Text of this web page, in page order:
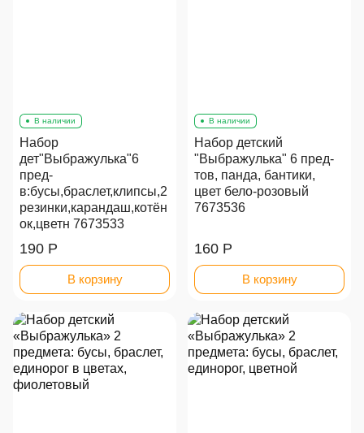
В наличии
Набор
дет"Выбражулька"6
пред-
в:бусы,браслет,клипсы,2
резинки,карандаш,котён
ок,цветн 7673533
190 Р
В корзину
В наличии
Набор детский
"Выбражулька" 6 пред-
тов, панда, бантики,
цвет бело-розовый
7673536
160 Р
В корзину